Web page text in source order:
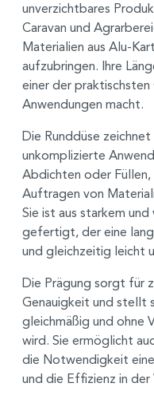
unverzichtbares
Caravan und
Materialien aus Alu-
aufzubringen. Ihre
einer der
Anwendungen macht.
Die Runddüse
unkomplizierte
Abdichten oder Füllen,
Auftragen von
Sie ist aus starkem
gefertigt, der eine
und gleichzeitig leicht
Die Prägung sorgt für
Genauigkeit und stellt
gleichmäßig und ohne
wird. Sie ermöglicht
die Notwendigkeit
und die Effizienz in